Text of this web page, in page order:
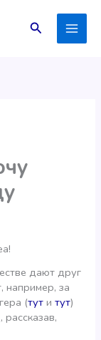
Поиск
дают друг
например, за
(тут итут)